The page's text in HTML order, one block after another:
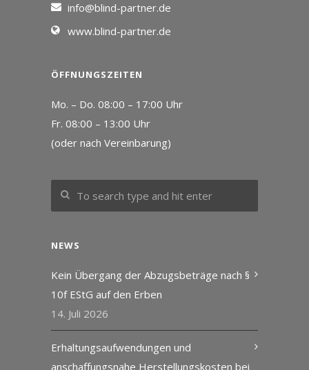
info@blind-partner.de
www.blind-partner.de
ÖFFNUNGSZEITEN
Mo. – Do. 08:00 – 17:00 Uhr
Fr. 08:00 – 13:00 Uhr
(oder nach Vereinbarung)
NEWS
Kein Übergang der Abzugsbeträge nach §
10f EStG auf den Erben
14. Juli 2026
Erhaltungsaufwendungen und
anschaffungsnahe Herstellungskosten bei